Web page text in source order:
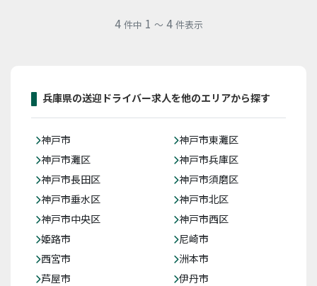
4 件中 1 ～ 4 件表示
兵庫県の送迎ドライバー求人を他のエリアから探す
神戸市
神戸市東灘区
神戸市灘区
神戸市兵庫区
神戸市長田区
神戸市須磨区
神戸市垂水区
神戸市北区
神戸市中央区
神戸市西区
姫路市
尼崎市
西宮市
洲本市
芦屋市
伊丹市